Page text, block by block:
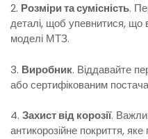
2. Розміри та сумісність.
деталі, щоб упевнитися, що
моделі МТЗ.
3. Виробник. Віддавайте
або сертифікованим
4. Захист від корозії.
антикорозійне покриття,